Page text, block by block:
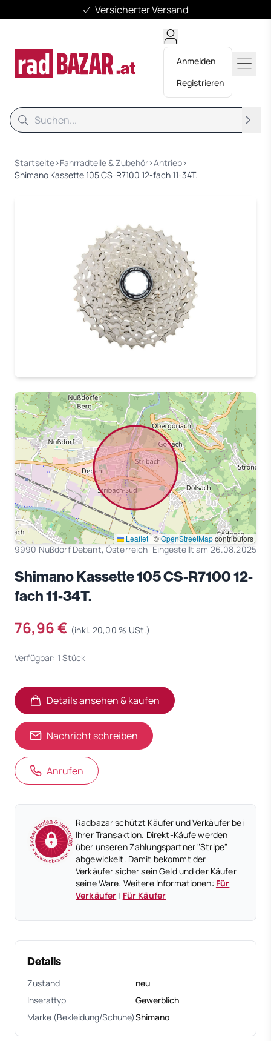
Versicherter Versand
Anmelden
Registrieren
Suche
Startseite›Fahrradteile & Zubehör›Antrieb›
Shimano Kassette 105 CS-R7100 12-fach 11-34T.
Leaflet|©OpenStreetMapcontributors
9990 Nußdorf Debant, Österreich Eingestellt am 26.08.2025
Shimano Kassette 105 CS-R7100 12-
fach 11-34T.
76,96 € (inkl. 20,00 % USt.)
Verfügbar: 1 Stück
Details ansehen & kaufen
(öffnet in neuem Tab)
(öffnet in neuem Tab)
Nachricht schreiben
Anrufen
Radbazar schützt Käufer und Verkäufer bei
Ihrer Transaktion. Direkt-Käufe werden
über unseren Zahlungspartner "Stripe"
abgewickelt. Damit bekommt der
Verkäufer sicher sein Geld und der Käufer
seine Ware. Weitere Informationen: Für
Verkäufer | Für Käufer
Details
Zustand
neu
Inserattyp
Gewerblich
Marke (Bekleidung/Schuhe)Shimano